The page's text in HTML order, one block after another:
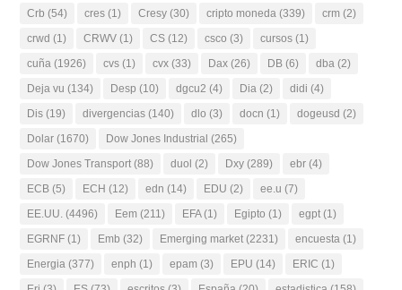
Crb (54) cres (1) Cresy (30) cripto moneda (339) crm (2)
crwd (1) CRWV (1) CS (12) csco (3) cursos (1)
cuña (1926) cvs (1) cvx (33) Dax (26) DB (6) dba (2)
Deja vu (134) Desp (10) dgcu2 (4) Dia (2) didi (4)
Dis (19) divergencias (140) dlo (3) docn (1) dogeusd (2)
Dolar (1670) Dow Jones Industrial (265)
Dow Jones Transport (88) duol (2) Dxy (289) ebr (4)
ECB (5) ECH (12) edn (14) EDU (2) ee.u (7)
EE.UU. (4496) Eem (211) EFA(1) Egipto (1) egpt (1)
EGRNF (1) Emb (32) Emerging market (2231) encuesta (1)
Energia (377) enph (1) epam (3) EPU (14) ERIC (1)